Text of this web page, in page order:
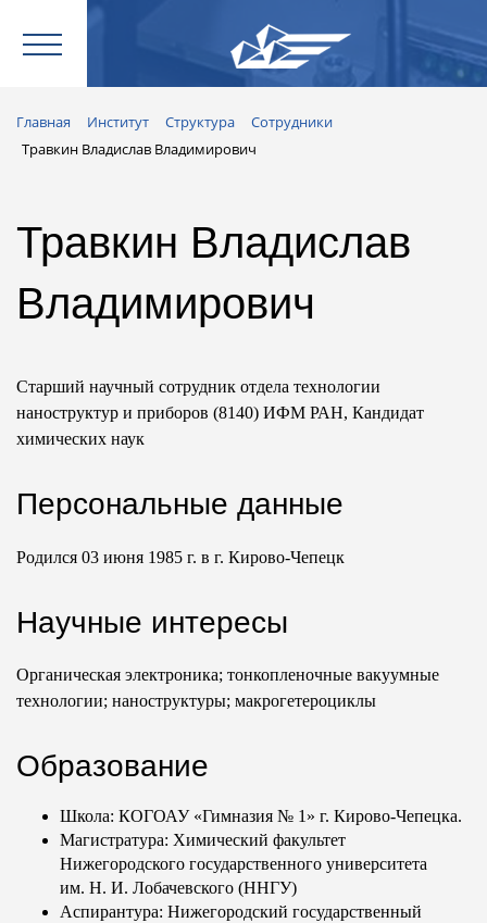
Главная Институт Структура
Сотрудники
Травкин Владислав Владимирович
Травкин Владислав
Владимирович
Старший научный сотрудник отдела технологии
наноструктур и приборов (8140) ИФМ РАН, Кандидат
химических наук
Персональные данные
Родился 03 июня 1985 г. в г. Кирово-Чепецк
Научные интересы
Органическая электроника; тонкопленочные вакуумные
технологии; наноструктуры; макрогетероциклы
Образование
Школа: КОГОАУ «Гимназия № 1» г. Кирово-Чепецка.
Магистратура: Химический факультет
Нижегородского государственного университета
им. Н. И. Лобачевского (ННГУ)
Аспирантура: Нижегородский государственный